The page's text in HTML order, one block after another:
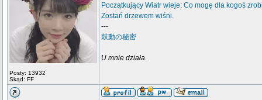
Posty: 13932
Skąd: FF
Początkujący Wiatr wieje: Co mogę dla kogoś
Zostań drzewem wiśni.
---
鼓動の秘密
U mnie działa.